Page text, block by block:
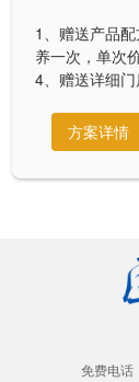
1、赠送产品
养一次，单次
4、赠送详细
方案详情
免费电